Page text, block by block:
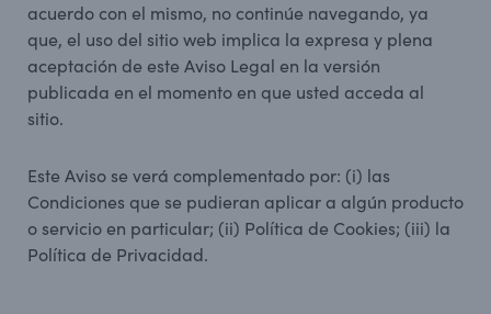
acuerdo con el mismo, no continúe navegando, ya
que, el uso del sitio web implica la expresa y plena
aceptación de este Aviso Legal en la versión
publicada en el momento en que usted acceda al
sitio.
Este Aviso se verá complementado por: (i) las
Condiciones que se pudieran aplicar a algún producto
o servicio en particular; (ii) Política de Cookies; (iii) la
Política de Privacidad.